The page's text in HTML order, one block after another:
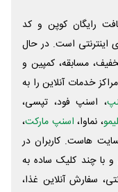
رایگان کوپن و کد
اینترنتی است. در حال
مسابقه، کمپین و
خدمات آنلاین را به
، اسنپ فود، تپسی،
، نماوا، اسنپ مارکت،
‌هاست. کاربران در
و با چند کلیک ساده به
سفارش آنلاین غذا،